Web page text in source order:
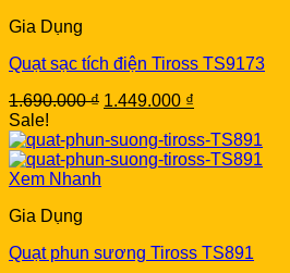
Gia Dụng
Quạt sạc tích điện Tiross TS9173
1.690.000₫ Original
was:
1.690.000 ₫.
1.449.000 ₫
is:
1.449.000 ₫.
Sale!
Xem Nhanh
Gia Dụng
Quạt phun sương Tiross TS891